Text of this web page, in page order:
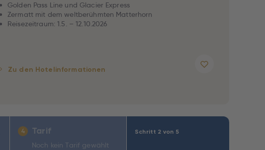
Golden Pass Line und Glacier Express
Zermatt mit dem weltberühmten Matterhorn
Reisezeitraum: 1.5. – 12.10.2026
Zu den Hotelinformationen
Schritt 2 von 5
4 Tarif
Noch kein Tarif gewählt